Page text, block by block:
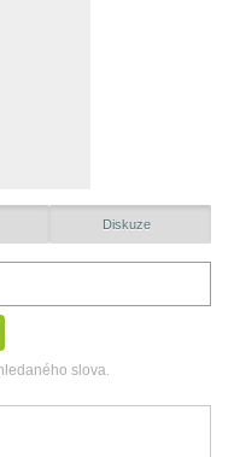
Diskuze
slova.